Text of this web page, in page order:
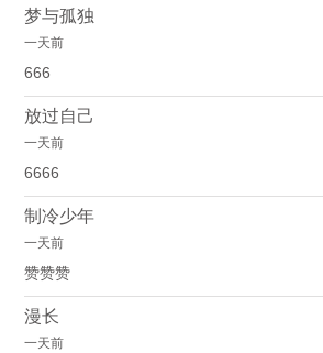
梦与孤独
一天前
666
放过自己
一天前
6666
制冷少年
一天前
赞赞赞
漫长
一天前